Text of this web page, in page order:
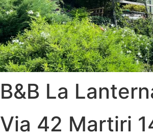
B&B La
Via 42 Martiri